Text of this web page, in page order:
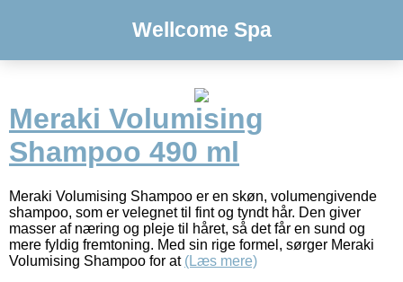
Wellcome Spa
Meraki Volumising
Shampoo 490 ml
Meraki Volumising Shampoo er en skøn, volumengivende
shampoo, som er velegnet til fint og tyndt hår. Den giver
masser af næring og pleje til håret, så det får en sund og
mere fyldig fremtoning. Med sin rige formel, sørger Meraki
Volumising Shampoo for at (Læs mere)